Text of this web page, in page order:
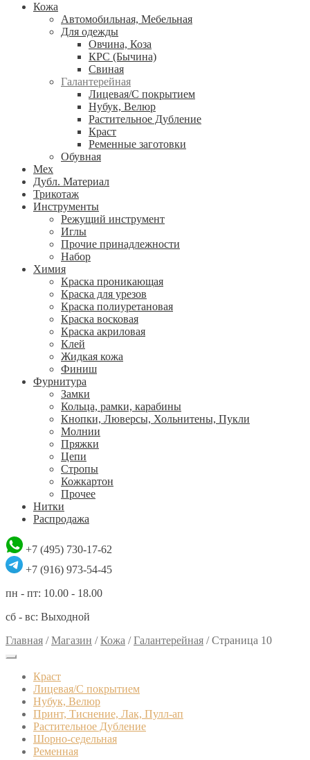
Кожа
Автомобильная, Мебельная
Для одежды
Овчина, Коза
КРС (Бычина)
Свиная
Галантерейная
Лицевая/С покрытием
Нубук, Велюр
Растительное Дубление
Краст
Ременные заготовки
Обувная
Мех
Дубл. Материал
Трикотаж
Инструменты
Режущий инструмент
Иглы
Прочие принадлежности
Набор
Химия
Краска проникающая
Краска для урезов
Краска полиуретановая
Краска восковая
Краска акриловая
Клей
Жидкая кожа
Финиш
Фурнитура
Замки
Кольца, рамки, карабины
Кнопки, Люверсы, Хольнитены, Пукли
Молнии
Пряжки
Цепи
Стропы
Кожкартон
Прочее
Нитки
Распродажа
+7 (495) 730-17-62
+7 (916) 973-54-45
пн - пт: 10.00 - 18.00
сб - вс: Выходной
Главная /Магазин /Кожа /Галантерейная /Страница 10
Краст
Лицевая/С покрытием
Нубук, Велюр
Принт, Тиснение, Лак, Пулл-ап
Растительное Дубление
Шорно-седельная
Ременная